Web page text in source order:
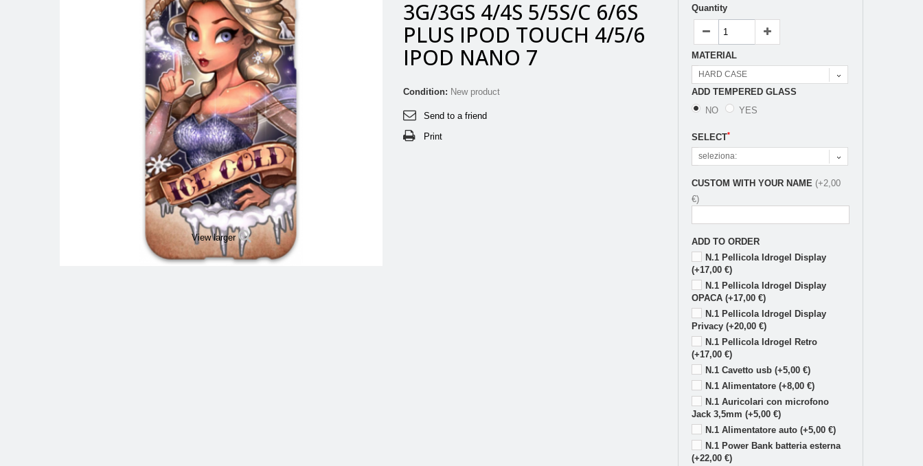
View larger
3G/3GS 4/4S 5/5S/C 6/6S
PLUS IPOD TOUCH 4/5/6
IPOD NANO 7
Condition: New product
Send to a friend
Print
Quantity
MATERIAL
HARD CASE
ADD TEMPERED GLASS
NO
YES
SELECT*
seleziona:
CUSTOM WITH YOUR NAME (+2,00
€)
ADD TO ORDER
N.1 Pellicola Idrogel Display
(+17,00 €)
N.1 Pellicola Idrogel Display
OPACA (+17,00 €)
N.1 Pellicola Idrogel Display
Privacy (+20,00 €)
N.1 Pellicola Idrogel Retro
(+17,00 €)
N.1 Cavetto usb (+5,00 €)
N.1 Alimentatore (+8,00 €)
N.1 Auricolari con microfono
Jack 3,5mm (+5,00 €)
N.1 Alimentatore auto (+5,00 €)
N.1 Power Bank batteria esterna
(+22,00 €)